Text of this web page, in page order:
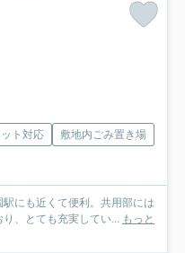
ト対応
敷地内ごみ置き場
にも近くて便利。共用部には
、とても充実してい...
もっと